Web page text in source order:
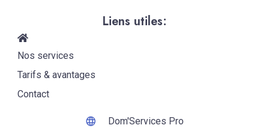
Liens utiles:
Nos services
Tarifs & avantages
Contact
Dom'Services Pro